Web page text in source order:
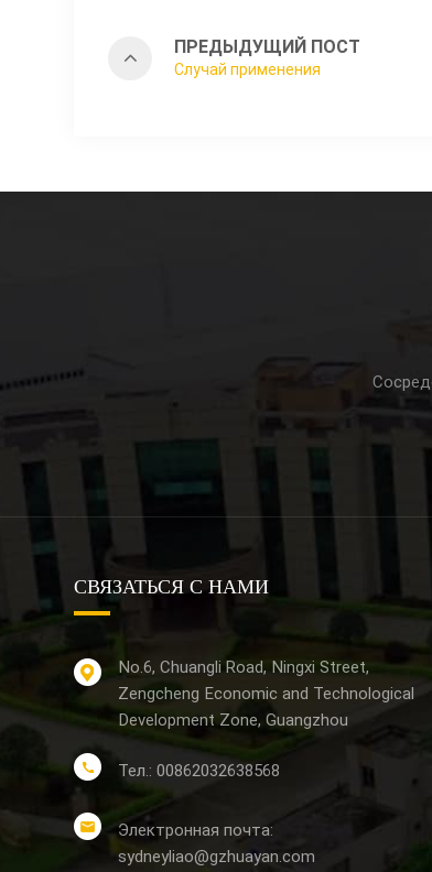
ПРЕДЫДУЩИЙ ПОСТ
Случай применения
СВЯЗАТЬСЯ С НАМИ
No.6, Chuangli Road, Ningxi Street,
Zengcheng Economic and Technological
Development Zone, Guangzhou
Тел.: 00862032638568
Электронная почта:
sydneyliao@gzhuayan.com